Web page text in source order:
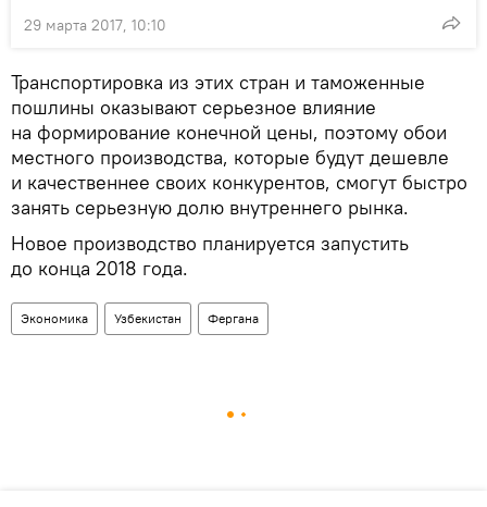
29 марта 2017, 10:10
Транспортировка из этих стран и таможенные
пошлины оказывают серьезное влияние
на формирование конечной цены, поэтому обои
местного производства, которые будут дешевле
и качественнее своих конкурентов, смогут быстро
занять серьезную долю внутреннего рынка.
Новое производство планируется запустить
до конца 2018 года.
Экономика Узбекистан Фергана